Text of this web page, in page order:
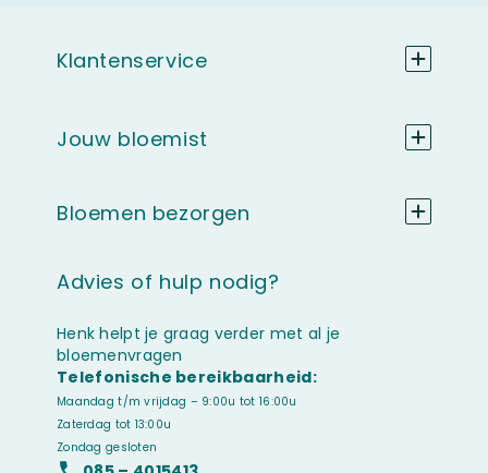
Advies of hulp nodig?
Henk helpt je graag verder met al je
bloemenvragen
Telefonische bereikbaarheid:
Maandag t/m vrijdag – 9:00u tot 16:00u
Zaterdag tot 13:00u
Zondag gesloten
Klantenservice
Jouw bloemist
Bloemen bezorgen